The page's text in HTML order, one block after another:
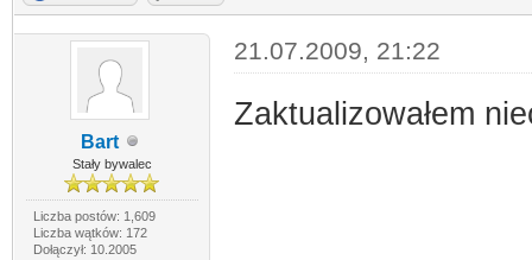
Bart
Stały bywalec
Liczba postów: 1,609
Liczba wątków: 172
Dołączył: 10.2005
21.07.2009, 21:22
Zaktualizowałem